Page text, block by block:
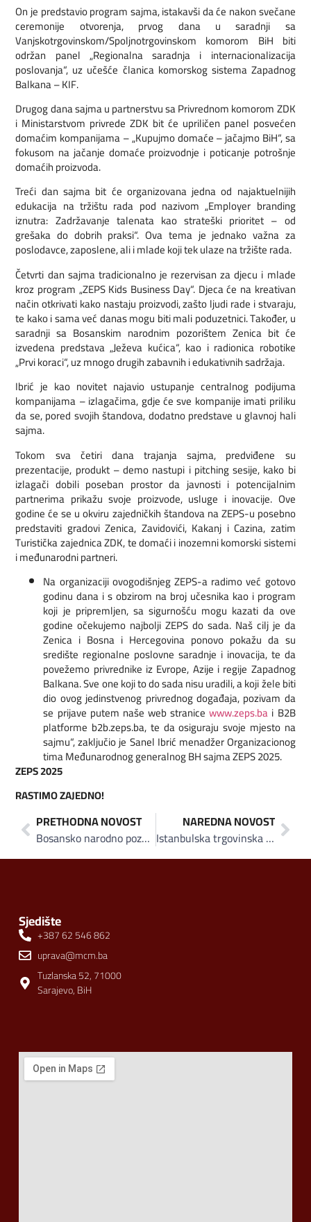
On je predstavio program sajma, istakavši da će nakon svečane
ceremonije otvorenja, prvog dana u saradnji sa
Vanjskotrgovinskom/Spoljnotrgovinskom komorom BiH biti
održan panel „Regionalna saradnja i internacionalizacija
poslovanja“, uz učešće članica komorskog sistema Zapadnog
Balkana – KIF.
Drugog dana sajma u partnerstvu sa Privrednom komorom ZDK
i Ministarstvom privrede ZDK bit će upriličen panel posvećen
domaćim kompanijama – „Kupujmo domaće – jačajmo BiH“, sa
fokusom na jačanje domaće proizvodnje i poticanje potrošnje
domaćih proizvoda.
Treći dan sajma bit će organizovana jedna od najaktuelnijih
edukacija na tržištu rada pod nazivom „Employer branding
iznutra: Zadržavanje talenata kao strateški prioritet – od
grešaka do dobrih praksi“. Ova tema je jednako važna za
poslodavce, zaposlene, ali i mlade koji tek ulaze na tržište rada.
Četvrti dan sajma tradicionalno je rezervisan za djecu i mlade
kroz program „ZEPS Kids Business Day“. Djeca će na kreativan
način otkrivati kako nastaju proizvodi, zašto ljudi rade i stvaraju,
te kako i sama već danas mogu biti mali poduzetnici. Također, u
saradnji sa Bosanskim narodnim pozorištem Zenica bit će
izvedena predstava „Ježeva kućica“, kao i radionica robotike
„Prvi koraci“, uz mnogo drugih zabavnih i edukativnih sadržaja.
Ibrić je kao novitet najavio ustupanje centralnog podijuma
kompanijama – izlagačima, gdje će sve kompanije imati priliku
da se, pored svojih štandova, dodatno predstave u glavnoj hali
sajma.
Tokom sva četiri dana trajanja sajma, predviđene su
prezentacije, produkt – demo nastupi i pitching sesije, kako bi
izlagači dobili poseban prostor da javnosti i potencijalnim
partnerima prikažu svoje proizvode, usluge i inovacije. Ove
godine će se u okviru zajedničkih štandova na ZEPS-u posebno
predstaviti gradovi Zenica, Zavidovići, Kakanj i Cazina, zatim
Turistička zajednica ZDK, te domaći i inozemni komorski sistemi
i međunarodni partneri.
Na organizaciji ovogodišnjeg ZEPS-a radimo već gotovo
godinu dana i s obzirom na broj učesnika kao i program
koji je pripremljen, sa sigurnošću mogu kazati da ove
godine očekujemo najbolji ZEPS do sada. Naš cilj je da
Zenica i Bosna i Hercegovina ponovo pokažu da su
središte regionalne poslovne saradnje i inovacija, te da
povežemo privrednike iz Evrope, Azije i regije Zapadnog
Balkana. Sve one koji to do sada nisu uradili, a koji žele biti
dio ovog jedinstvenog privrednog događaja, pozivam da
se prijave putem naše web stranicewww.zeps.ba i B2B
platforme b2b.zeps.ba, te da osiguraju svoje mjesto na
sajmu“, zaključio je Sanel Ibrić menadžer Organizacionog
tima Međunarodnog generalnog BH sajma ZEPS 2025.
ZEPS 2025
RASTIMO ZAJEDNO!
PRETHODNA NOVOST
Bosansko narodno pozorište Zenica otvara sezonu u saradnji za ZEPS-om
NAREDNA NOVOST
Istanbulska trgovinska komora platinasti sponzor ZEPS-a, u Zenicu dolazi 50 turskih kompanija, među njima lideri turske i svjetske industrije
Sjedište
+387 62 546 862
uprava@mcm.ba
Tuzlanska 52, 71000
Sarajevo, BiH